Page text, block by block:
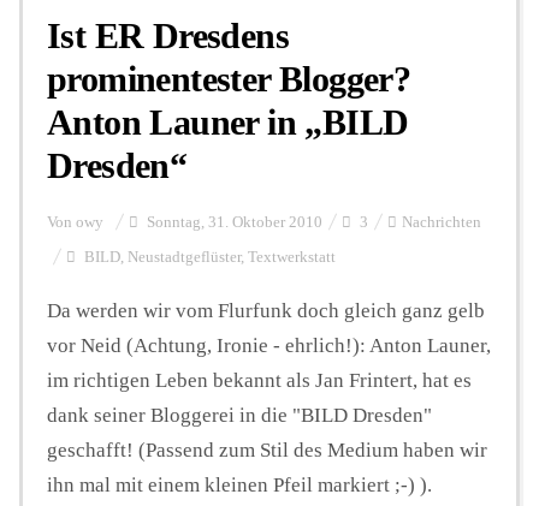
Ist ER Dresdens
prominentester Blogger?
Anton Launer in „BILD
Dresden“
Von owy Sonntag, 31. Oktober 2010 3 Nachrichten
BILD, Neustadtgeflüster, Textwerkstatt
Da werden wir vom Flurfunk doch gleich ganz gelb
vor Neid (Achtung, Ironie - ehrlich!): Anton Launer,
im richtigen Leben bekannt als Jan Frintert, hat es
dank seiner Bloggerei in die "BILD Dresden"
geschafft! (Passend zum Stil des Medium haben wir
ihn mal mit einem kleinen Pfeil markiert ;-) ).